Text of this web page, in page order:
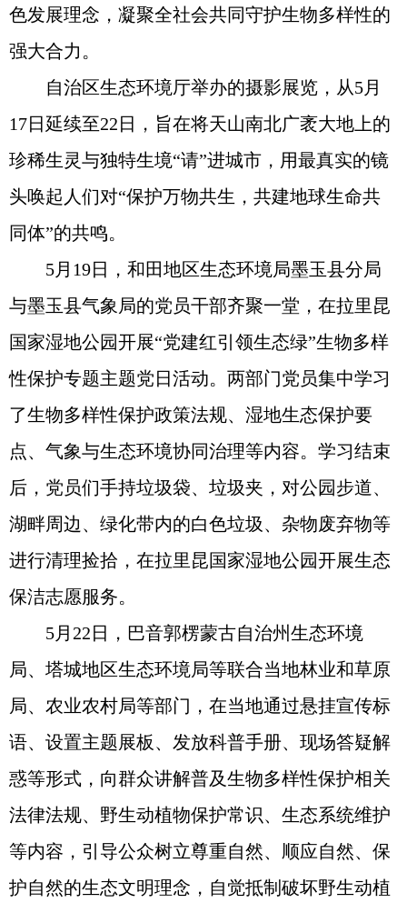
色发展理念，凝聚全社会共同守护生物多样性的
强大合力。
自治区生态环境厅举办的摄影展览，从5月
17日延续至22日，旨在将天山南北广袤大地上的
珍稀生灵与独特生境“请”进城市，用最真实的镜
头唤起人们对“保护万物共生，共建地球生命共
同体”的共鸣。
5月19日，和田地区生态环境局墨玉县分局
与墨玉县气象局的党员干部齐聚一堂，在拉里昆
国家湿地公园开展“党建红引领生态绿”生物多样
性保护专题主题党日活动。两部门党员集中学习
了生物多样性保护政策法规、湿地生态保护要
点、气象与生态环境协同治理等内容。学习结束
后，党员们手持垃圾袋、垃圾夹，对公园步道、
湖畔周边、绿化带内的白色垃圾、杂物废弃物等
进行清理捡拾，在拉里昆国家湿地公园开展生态
保洁志愿服务。
5月22日，巴音郭楞蒙古自治州生态环境
局、塔城地区生态环境局等联合当地林业和草原
局、农业农村局等部门，在当地通过悬挂宣传标
语、设置主题展板、发放科普手册、现场答疑解
惑等形式，向群众讲解普及生物多样性保护相关
法律法规、野生动植物保护常识、生态系统维护
等内容，引导公众树立尊重自然、顺应自然、保
护自然的生态文明理念，自觉抵制破坏野生动植